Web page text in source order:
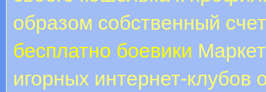
образом собственный
бесплатно боевики
игорных интернет-клубов